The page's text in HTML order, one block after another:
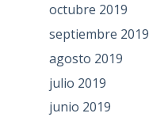
octubre 2019
septiembre 2019
agosto 2019
julio 2019
junio 2019